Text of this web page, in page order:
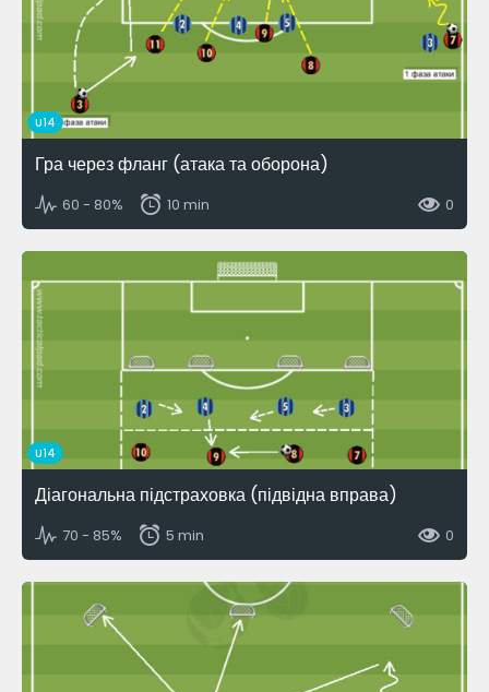
U14
Гра через фланг (атака та оборона)
60 - 80% 10 min 0
U14
Діагональна підстраховка (підвідна вправа)
70 - 85% 5 min 0